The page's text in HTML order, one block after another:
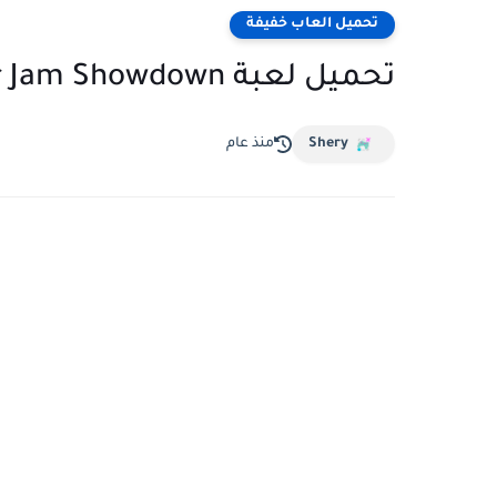
تحميل العاب خفيفة
تحميل لعبة Monster Jam Showdown للكمبيوتر برابط مباشر
Shery منذ عام